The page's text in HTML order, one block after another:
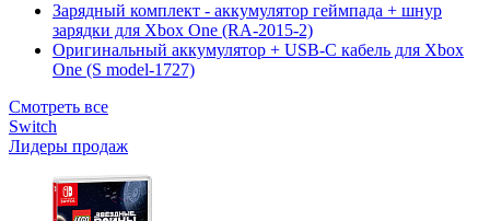
Зарядный комплект - аккумулятор геймпада + шнур
зарядки для Xbox One (RA-2015-2)
Оригинальный аккумулятор + USB-C кабель для Xbox
One (S model-1727)
Смотреть все
Switch
Лидеры продаж